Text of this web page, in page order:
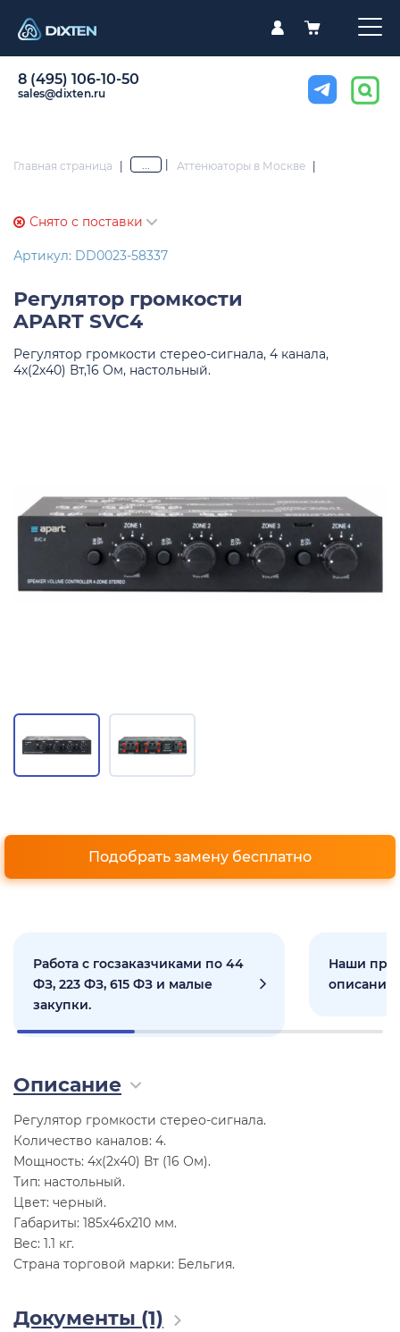
8 (495) 106-10-50
sales@dixten.ru
Главная страница | ... Аттенюаторы в Москве |
Снято с поставки
Артикул: DD0023-58337
Регулятор громкости
APART SVC4
Регулятор громкости стерео-сигнала, 4 канала,
4х(2х40) Вт,16 Ом, настольный.
Подобрать замену бесплатно
Работа с госзаказчиками по 44
ФЗ, 223 ФЗ, 615 ФЗ и малые
закупки.
Наши
Описание
Регулятор громкости стерео-сигнала.
Количество каналов: 4.
Мощность: 4х(2х40) Вт (16 Ом).
Тип: настольный.
Цвет: черный.
Габариты: 185х46х210 мм.
Вес: 1.1 кг.
Страна торговой марки: Бельгия.
Документы (1)